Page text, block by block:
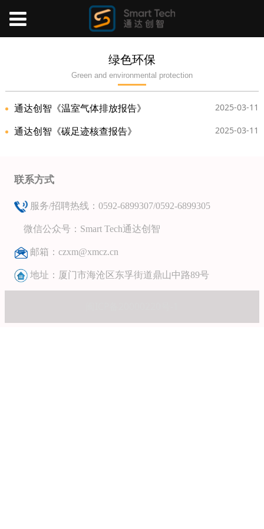
绿色环保
Green and environmental protection
通达创智《温室气体排放报告》 2025-03-11
通达创智《碳足迹核查报告》 2025-03-11
联系方式
服务/招聘热线：0592-6899307/0592-6899305
微信公众号：Smart Tech通达创智
邮箱：czxm@xmcz.cn
地址：厦门市海沧区东孚街道鼎山中路89号